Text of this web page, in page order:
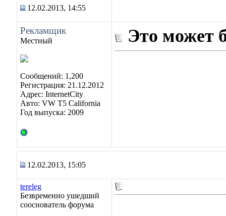
12.02.2013, 14:55
Рекламщик
Местный
Сообщений: 1,200
Регистрация: 21.12.2012
Адрес: InternetCity
Авто: VW T5 California
Год выпуска: 2009
Это может
12.02.2013, 15:05
tereleg
Безвременно ушедший
сооснователь форума